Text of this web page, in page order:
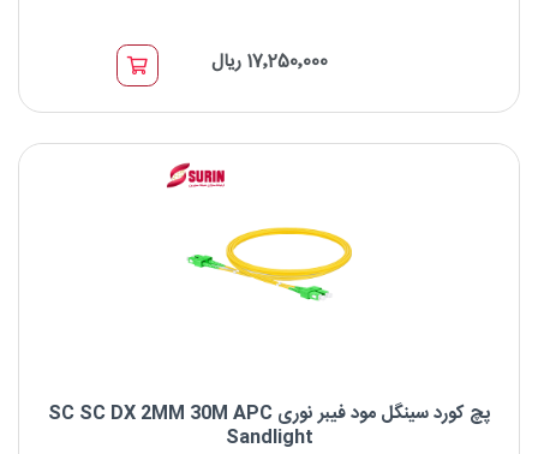
برند : Sandlight
نوع کانکتور: LC UPC to SC UPC
نوع فیبر: OS2 9/125μm
17٬250٬000 ریال
پچ کورد سینگل مود فیبر نوری SC SC DX 2MM 30M APC
Sandlight